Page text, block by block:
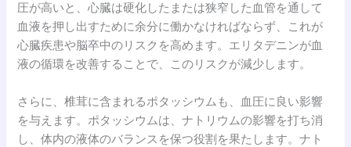
圧が高いと、心臓は硬化したまたは狭窄した血管を通して
血液を押し出すために余分に働かなければならず、これが
心臓疾患や脳卒中のリスクを高めます。エリタデニンが血
液の循環を改善することで、このリスクが減少します。
さらに、椎茸に含まれるポタッシウムも、血圧に良い影響
を与えます。ポタッシウムは、ナトリウムの影響を打ち消
し、体内の液体のバランスを保つ役割を果たします。ナト